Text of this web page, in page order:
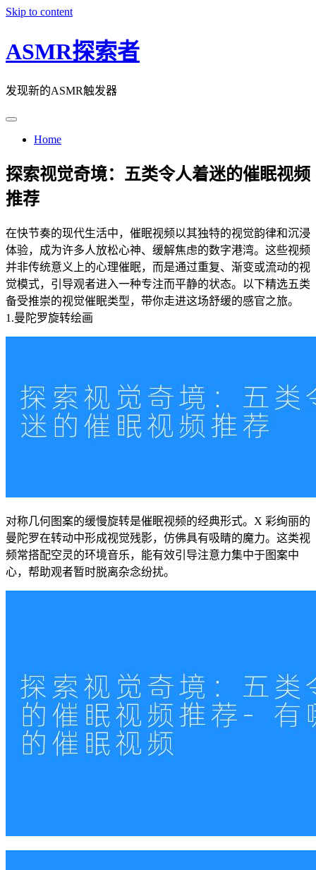
Skip to content
ASMR探索者
发现新的ASMR触发器
Home
探索视觉奇境：五类令人着迷的催眠视频
推荐
在快节奏的现代生活中，催眠视频以其独特的视觉韵律和沉浸
体验，成为许多人放松心神、缓解焦虑的数字港湾。这些视频
并非传统意义上的心理催眠，而是通过重复、渐变或流动的视
觉模式，引导观者进入一种专注而平静的状态。以下精选五类
备受推崇的视觉催眠类型，带你走进这场舒缓的感官之旅。
1.曼陀罗旋转绘画
对称几何图案的缓慢旋转是催眠视频的经典形式。X 彩绚丽的
曼陀罗在转动中形成视觉残影，仿佛具有吸睛的魔力。这类视
频常搭配空灵的环境音乐，能有效引导注意力集中于图案中
心，帮助观者暂时脱离杂念纷扰。